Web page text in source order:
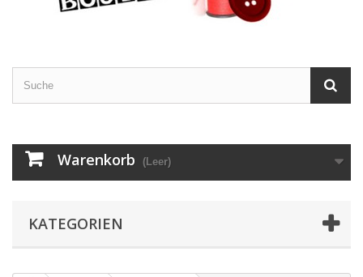
Warenkorb (Leer)
KATEGORIEN